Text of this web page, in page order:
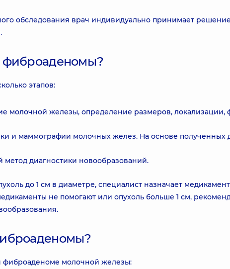
обследования врач индивидуально принимает
фиброаденомы?
этапов:
молочной железы, определение размеров, локализации,
и маммографии молочных желез. На основе полученных
диагностики новообразований.
до 1 см в диаметре, специалист назначает
не помогают или опухоль больше 1 см,
молочной железы: